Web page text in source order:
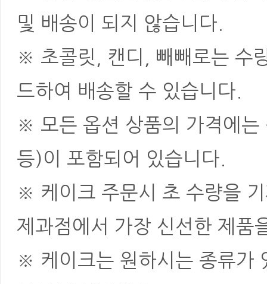
및 배송이 되지 않습니다.
※ 초콜릿, 캔디, 빼빼로는 수
드하여 배송할 수 있습니다.
※ 모든 옵션 상품의 가격에는
등)이 포함되어 있습니다.
※ 케이크 주문시 초 수량을
제과점에서 가장 신선한 제품
※ 케이크는 원하시는 종류가